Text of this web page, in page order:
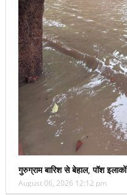
गुरुग्राम बारिश से बेहाल, पॉश
August 06, 2026 12:12 pm